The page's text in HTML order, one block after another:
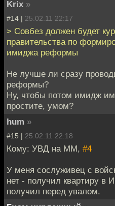
Krix »
#14 | 25.02.11 22:17
> Совбез должен будет
правительства по
имиджа реформы
Не лучше ли сразу
реформы?
Ну, чтобы потом имидж
простите, умом?
hum »
#15 | 25.02.11 22:18
Кому: УВД на ММ, #4
У меня сослуживец с
нет - получил квартиру в
получил перед увалом.